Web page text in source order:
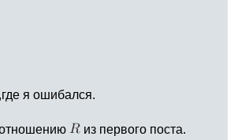
я ошибался.
из первого поста.